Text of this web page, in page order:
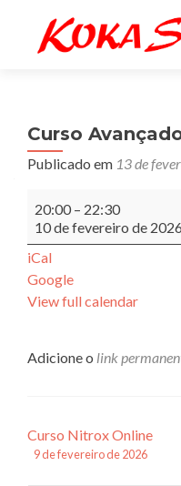
Curso
Publicado em 13 de
Avançado
Online
20:00 – 22:30
10 de fevereiro de 2026
iCal
Google
View full calendar
Adicione o link
Navegação
Curso Nitrox Online
9 de fevereiro de 2026